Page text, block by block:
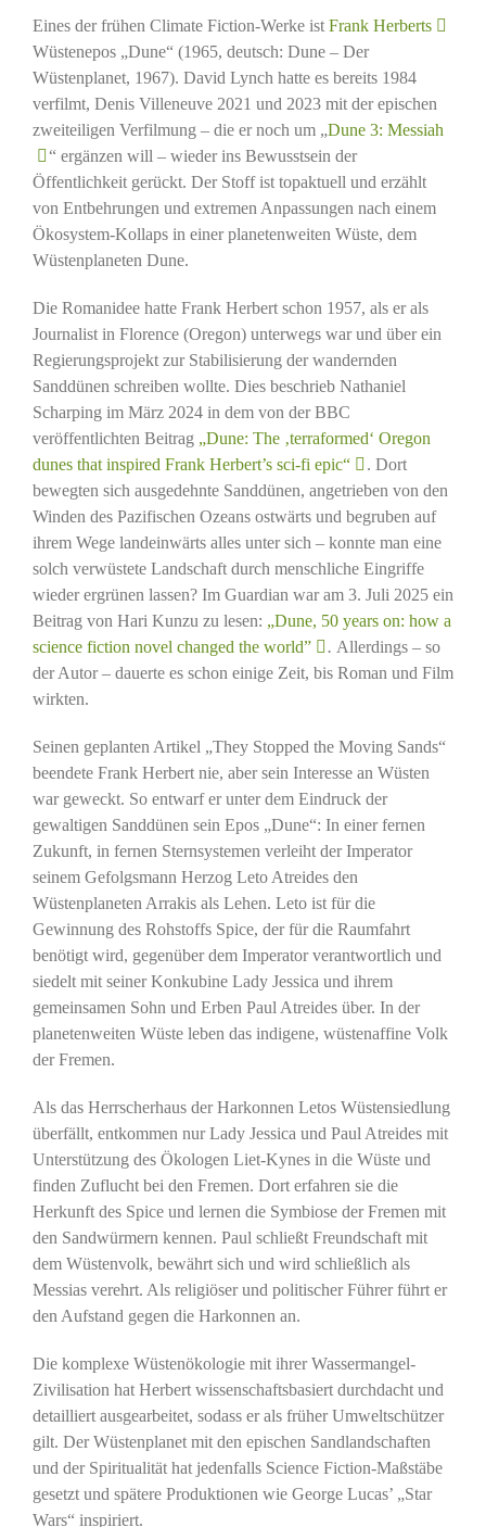
Eines der frühen Climate Fiction-Werke ist Frank Herberts
Wüstenepos „Dune“ (1965, deutsch: Dune – Der
Wüstenplanet, 1967). David Lynch hatte es bereits 1984
verfilmt, Denis Villeneuve 2021 und 2023 mit der epischen
zweiteiligen Verfilmung – die er noch um „Dune 3: Messiah
“ ergänzen will – wieder ins Bewusstsein der
Öffentlichkeit gerückt. Der Stoff ist topaktuell und erzählt
von Entbehrungen und extremen Anpassungen nach einem
Ökosystem-Kollaps in einer planetenweiten Wüste, dem
Wüstenplaneten Dune.
Die Romanidee hatte Frank Herbert schon 1957, als er als
Journalist in Florence (Oregon) unterwegs war und über ein
Regierungsprojekt zur Stabilisierung der wandernden
Sanddünen schreiben wollte. Dies beschrieb Nathaniel
Scharping im März 2024 in dem von der BBC
veröffentlichten Beitrag „Dune: The ‚terraformed‘ Oregon
dunes that inspired Frank Herbert’s sci-fi epic“
. Dort
bewegten sich ausgedehnte Sanddünen, angetrieben von den
Winden des Pazifischen Ozeans ostwärts und begruben auf
ihrem Wege landeinwärts alles unter sich – konnte man eine
solch verwüstete Landschaft durch menschliche Eingriffe
wieder ergrünen lassen? Im Guardian war am 3. Juli 2025 ein
Beitrag von Hari Kunzu zu lesen: „Dune, 50 years on: how a
science fiction novel changed the world”
. Allerdings – so
der Autor – dauerte es schon einige Zeit, bis Roman und Film
wirkten.
Seinen geplanten Artikel „They Stopped the Moving Sands“
beendete Frank Herbert nie, aber sein Interesse an Wüsten
war geweckt. So entwarf er unter dem Eindruck der
gewaltigen Sanddünen sein Epos „Dune“: In einer fernen
Zukunft, in fernen Sternsystemen verleiht der Imperator
seinem Gefolgsmann Herzog Leto Atreides den
Wüstenplaneten Arrakis als Lehen. Leto ist für die
Gewinnung des Rohstoffs Spice, der für die Raumfahrt
benötigt wird, gegenüber dem Imperator verantwortlich und
siedelt mit seiner Konkubine Lady Jessica und ihrem
gemeinsamen Sohn und Erben Paul Atreides über. In der
planetenweiten Wüste leben das indigene, wüstenaffine Volk
der Fremen.
Als das Herrscherhaus der Harkonnen Letos Wüstensiedlung
überfällt, entkommen nur Lady Jessica und Paul Atreides mit
Unterstützung des Ökologen Liet-Kynes in die Wüste und
finden Zuflucht bei den Fremen. Dort erfahren sie die
Herkunft des Spice und lernen die Symbiose der Fremen mit
den Sandwürmern kennen. Paul schließt Freundschaft mit
dem Wüstenvolk, bewährt sich und wird schließlich als
Messias verehrt. Als religiöser und politischer Führer führt er
den Aufstand gegen die Harkonnen an.
Die komplexe Wüstenökologie mit ihrer Wassermangel-
Zivilisation hat Herbert wissenschaftsbasiert durchdacht und
detailliert ausgearbeitet, sodass er als früher Umweltschützer
gilt. Der Wüstenplanet mit den epischen Sandlandschaften
und der Spiritualität hat jedenfalls Science Fiction-Maßstäbe
gesetzt und spätere Produktionen wie George Lucas’ „Star
Wars“ inspiriert.